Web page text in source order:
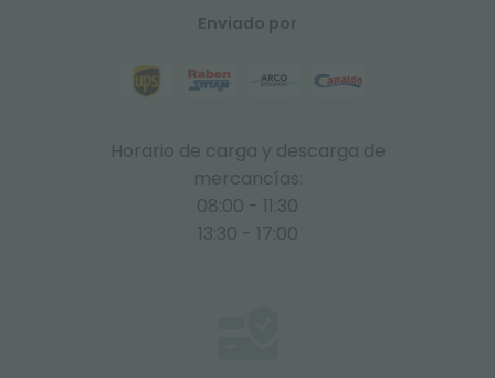
Enviado por
Horario de carga y descarga de
mercancías:
08:00 - 11:30
13:30 - 17:00